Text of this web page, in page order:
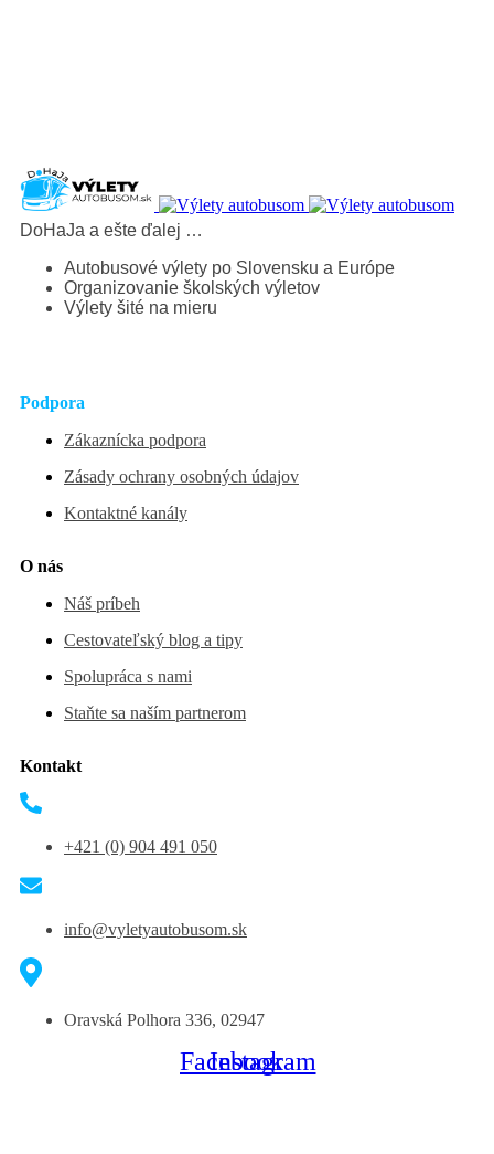
DoHaJa a ešte ďalej …
Autobusové výlety po Slovensku a Európe
Organizovanie školských výletov
Výlety šité na mieru
Podpora
Zákaznícka podpora
Zásady ochrany osobných údajov
Kontaktné kanály
O nás
Náš príbeh
Cestovateľský blog a tipy
Spolupráca s nami
Staňte sa naším partnerom
Kontakt
+421 (0) 904 491 050
info@vyletyautobusom.sk
Oravská Polhora 336, 02947
Facebook
Instagram